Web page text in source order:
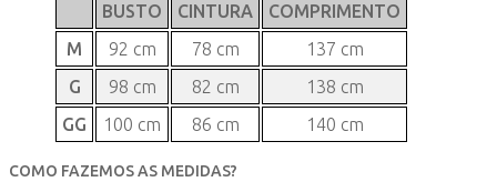
BUSTO CINTURA
COMPRIMENTO
M
92 cm 78 cm
137 cm
G
98 cm 82 cm
138 cm
GG
100 cm 86 cm 140 cm
COMO FAZEMOS AS MEDIDAS?